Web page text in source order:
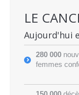
LE
Aujourd'hui
280 000
femmes